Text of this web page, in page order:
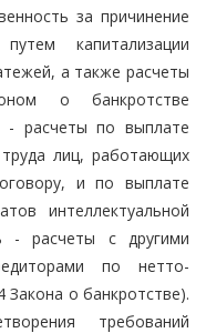
за причинение
капитализации
а также расчеты
о банкротстве
- расчеты по выплате
лиц, работающих
и по выплате
интеллектуальной
- расчеты с другими
по нетто-
Закона о банкротстве).
требований